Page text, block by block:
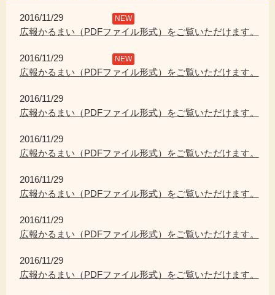
表
2016/11/29 NEW
広報かるまい（PDFファイル形式）をご覧いただけます。
2016/11/29 NEW
広報かるまい（PDFファイル形式）をご覧いただけます。
2016/11/29
広報かるまい（PDFファイル形式）をご覧いただけます。
2016/11/29
広報かるまい（PDFファイル形式）をご覧いただけます。
2016/11/29
広報かるまい（PDFファイル形式）をご覧いただけます。
2016/11/29
広報かるまい（PDFファイル形式）をご覧いただけます。
2016/11/29
広報かるまい（PDFファイル形式）をご覧いただけます。